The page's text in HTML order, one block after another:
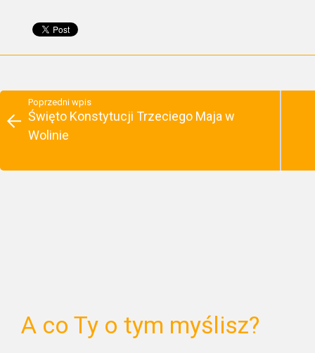
Poprzedni wpis
Święto Konstytucji Trzeciego Maja w
Wolinie
A co Ty o tym myślisz?